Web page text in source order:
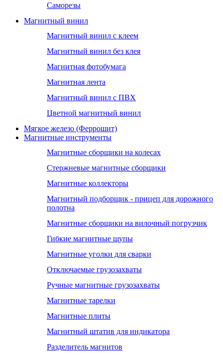
Саморезы
Магнитный винил
Магнитный винил с клеем
Магнитный винил без клея
Магнитная фотобумага
Магнитная лента
Магнитный винил с ПВХ
Цветной магнитный винил
Мягкое железо (Феррошит)
Магнитные инструменты
Магнитные сборщики на колесах
Стержневые магнитные сборщики
Магнитные коллекторы
Магнитный подборщик - прицеп для дорожного
полотна
Магнитные сборщики на вилочный погрузчик
Гибкие магнитные щупы
Магнитные уголки для сварки
Отключаемые грузозахваты
Ручные магнитные грузозахваты
Магнитные тарелки
Магнитные плиты
Магнитный штатив для индикатора
Разделитель магнитов